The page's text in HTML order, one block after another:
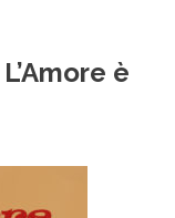
è